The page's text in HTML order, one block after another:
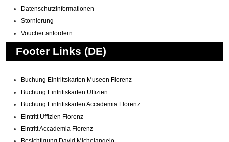
Datenschutzinformationen
Stornierung
Voucher anfordern
Footer Links (DE)
Buchung Eintrittskarten Museen Florenz
Buchung Eintrittskarten Uffizien
Buchung Eintrittskarten Accademia Florenz
Eintritt Uffizien Florenz
Eintritt Accademia Florenz